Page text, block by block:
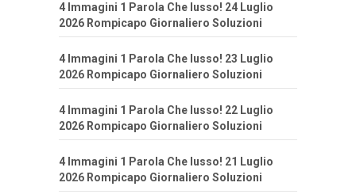
4 Immagini 1 Parola Che lusso! 24 Luglio
2026 Rompicapo Giornaliero Soluzioni
4 Immagini 1 Parola Che lusso! 23 Luglio
2026 Rompicapo Giornaliero Soluzioni
4 Immagini 1 Parola Che lusso! 22 Luglio
2026 Rompicapo Giornaliero Soluzioni
4 Immagini 1 Parola Che lusso! 21 Luglio
2026 Rompicapo Giornaliero Soluzioni